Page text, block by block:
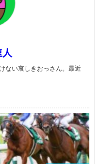
ない哀しきおっさん。最近